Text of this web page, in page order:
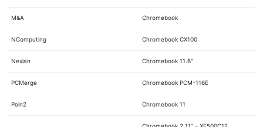
M&A Chromebook
NComputing Chromebook CX100
Nexian Chromebook 11.6″
PCMerge Chromebook PCM-116E
Poin2 Chromebook 11